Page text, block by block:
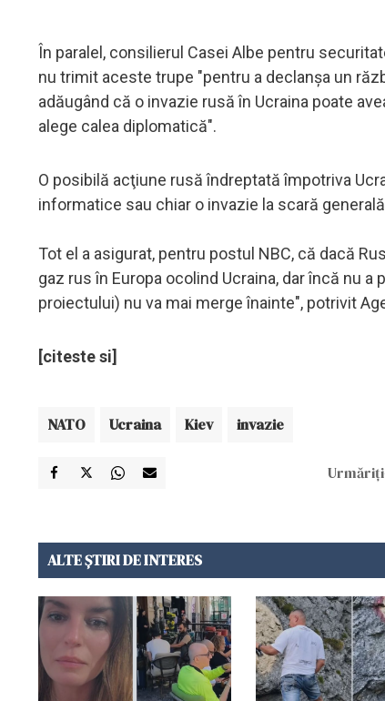
În paralel, consilierul Casei Albe pentru
nu trimit aceste trupe "pentru a declanşa un
adăugând că o invazie rusă în Ucraina poate
alege calea diplomatică".
O posibilă acţiune rusă îndreptată împotriva
informatice sau chiar o invazie la scară
Tot el a asigurat, pentru postul NBC, că dacă
gaz rus în Europa ocolind Ucraina, dar încă nu
proiectului) nu va mai merge înainte", potrivit
[citeste si]
NATO Ucraina Kiev invazie
ALTE ȘTIRI DE INTERES